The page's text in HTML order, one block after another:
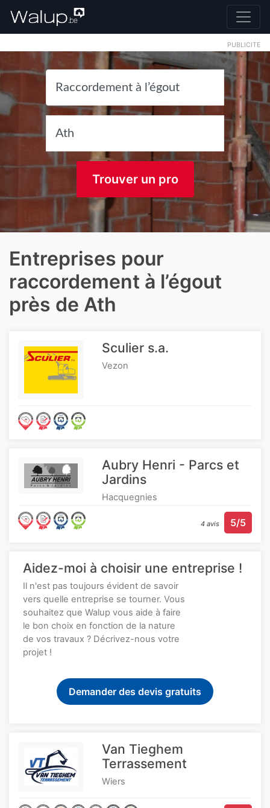
PUBLICITE
Trouver un pro
Entreprises pour
raccordement à l’égout
près de Ath
Sculier s.a.
Vezon
Aubry Henri - Parcs et
Jardins
Hacquegnies
4 avis 5/5
Aidez-moi à choisir une entreprise !
Il n'est pas toujours évident de savoir
vers quelle entreprise se tourner. Vous
souhaitez que Walup vous aide à faire
le bon choix en fonction de la nature
de vos travaux ? Décrivez-nous votre
projet !
Demander des devis gratuits
Van Tieghem
Terrassement
Wiers